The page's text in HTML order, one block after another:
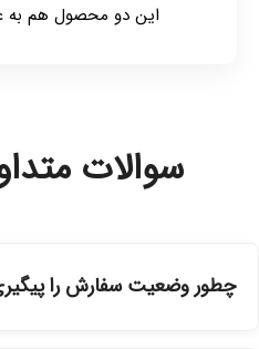
این دو محصول هم به
سوالات
چطور وضعیت سفارش را